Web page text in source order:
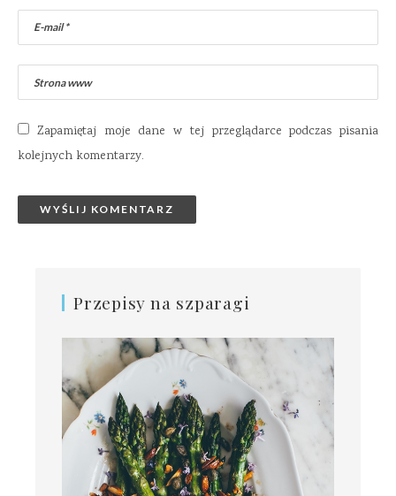
Zapamiętaj moje dane w tej przeglądarce podczas pisania
kolejnych komentarzy.
Przepisy na szparagi